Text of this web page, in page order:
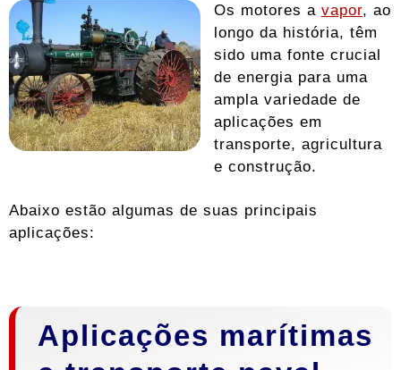
Os motores a vapor, ao
longo da história, têm
sido uma fonte crucial
de energia para uma
ampla variedade de
aplicações em
transporte, agricultura
e construção.
Abaixo estão algumas de suas principais
aplicações:
Aplicações marítimas